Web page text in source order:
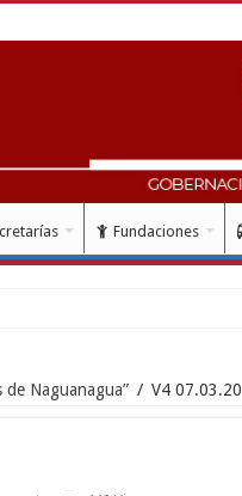
Fundaciones
de Naguanagua” / V4 07.03.20